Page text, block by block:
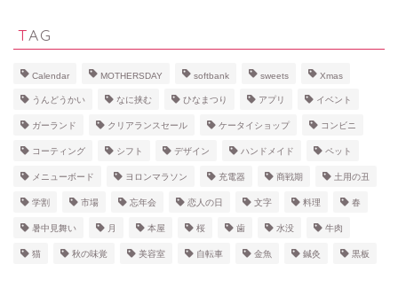
TAG
Calendar MOTHERSDAY softbank sweets Xmas
うんどうかい なに挟む ひなまつり アプリ イベント
ガーランド クリアランスセール ケータイショップ コンビニ
コーティング シフト デザイン ハンドメイド ペット
メニューボード ヨロンマラソン 充電器 商戦期 土用の丑
学割 市場 忘年会 恋人の日 文字 料理 春
暑中見舞い 月 本屋 桜 歯 水没 牛肉
猫 秋の味覚 美容室 自転車 金魚 鍼灸 黒板